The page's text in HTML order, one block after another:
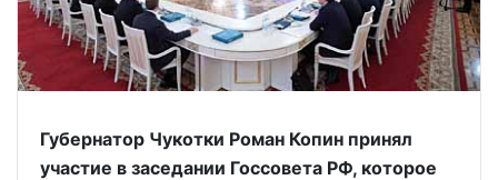
Губернатор Чукотки Роман Копин принял
участие в заседании Госсовета РФ, которое